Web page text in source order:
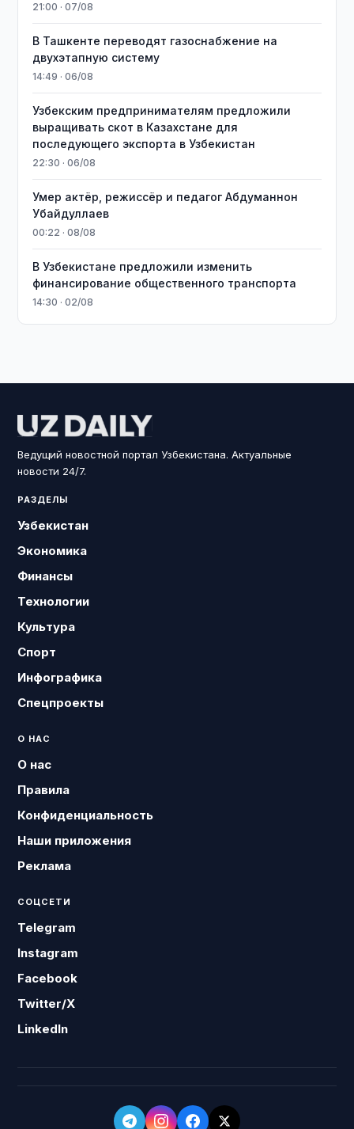
21:00 · 07/08
В Ташкенте переводят газоснабжение на
двухэтапную систему
14:49 · 06/08
Узбекским предпринимателям предложили
выращивать скот в Казахстане для
последующего экспорта в Узбекистан
22:30 · 06/08
Умер актёр, режиссёр и педагог Абдуманнон
Убайдуллаев
00:22 · 08/08
В Узбекистане предложили изменить
финансирование общественного транспорта
14:30 · 02/08
Ведущий новостной портал Узбекистана. Актуальные
новости 24/7.
РАЗДЕЛЫ
Узбекистан
Экономика
Финансы
Технологии
Культура
Спорт
Инфографика
Спецпроекты
О НАС
О нас
Правила
Конфиденциальность
Наши приложения
Реклама
СОЦСЕТИ
Telegram
Instagram
Facebook
Twitter/X
LinkedIn